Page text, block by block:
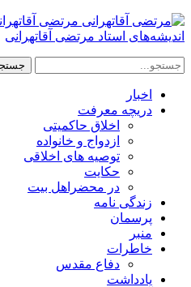
مرتضی
اندیشه‌های استاد مرتضی آقاتهرانی
اخبار
دریچه معرفت
اخلاق حاکمیتی
ازدواج و خانواده
توصیه های اخلاقی
حکایت
در محضراهل بیت
زندگی نامه
پرسمان
منبر
خاطرات
دفاع مقدس
یادداشت